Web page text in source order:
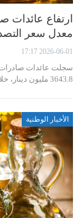
ارتفاع عائدات
معدل سعر
2026-06-01 17:17
3643.8 مليون دينار، خلال الأشهر…
الأخبار الوطنية